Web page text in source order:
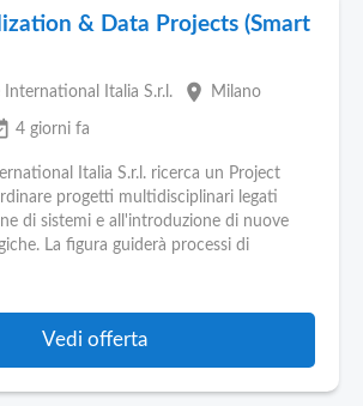
& Data Projects (Smart
International Italia S.r.l. place Milano
4 giorni fa
Italia S.r.l. ricerca un Project
progetti multidisciplinari legati
di sistemi e all'introduzione di nuove
La figura guiderà processi di
Vedi offerta